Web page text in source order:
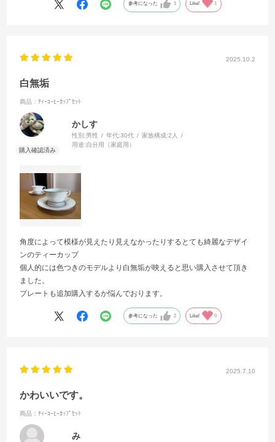
参考になった 1 Like! 1
2025.10.2
白無垢
商品：ﾃｨｰｺｰﾋｰｶｯﾌﾟｾｯﾄ
かしす
性別:男性 年代:30代 家族構成:2人
用途:自分用（家庭用）
角度によって模様が見えたり見えなかったりするとても綺麗なデザイ
ンのティーカップ
個人的には色つきのモデルより白無垢が映えると思い購入させて頂き
ました。
プレートも追加購入するか悩んでおります。
参考になった 2 Like! 0
2025.7.10
かわいいです。
商品：ﾃｨｰｺｰﾋｰｶｯﾌﾟｾｯﾄ
み